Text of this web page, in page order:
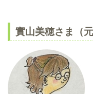
實山美穂さま（元